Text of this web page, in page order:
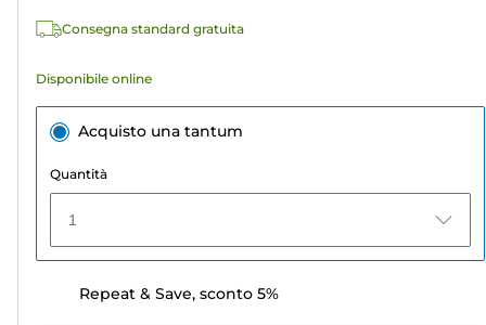
Consegna standard gratuita
Disponibile online
Acquisto una tantum
Quantità
1
Repeat & Save, sconto 5%